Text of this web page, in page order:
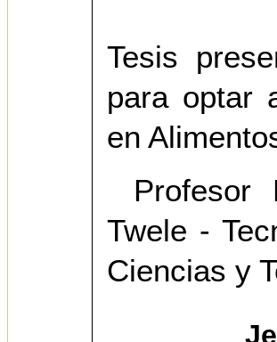
Tesis
para optar
en
Profesor
Twele -
Ciencias y